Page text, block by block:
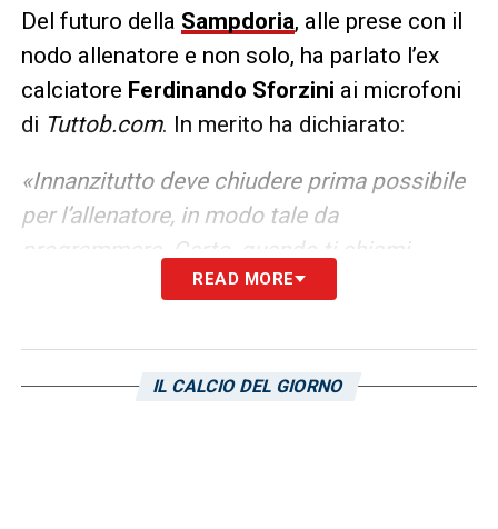
Del futuro della Sampdoria, alle prese con il
nodo allenatore e non solo, ha parlato l’ex
calciatore Ferdinando Sforzini ai microfoni
di Tuttob.com. In merito ha dichiarato:
«Innanzitutto deve chiudere prima possibile
per l’allenatore, in modo tale da
programmare. Certo, quando ti chiami
Sampdoria sei obbligato a disputare
diversamente da quanto è accaduto
nell’ultimo anno, ma nel calcio i nomi e il
READ MORE
IL CALCIO DEL GIORNO